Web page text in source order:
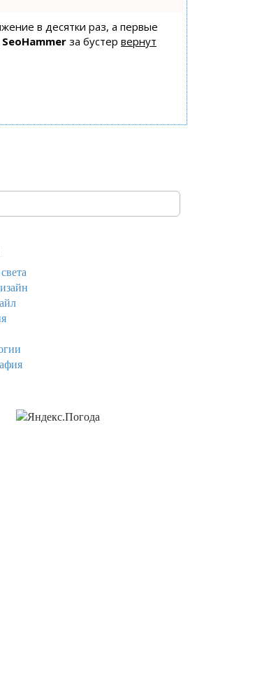
в десятки раз, а первые
SeoHammer за бустер вернут